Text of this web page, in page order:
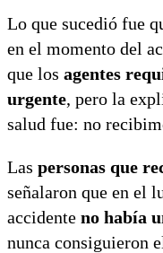
Lo que sucedió fue
en el momento del
que los agentes
urgente, pero la
salud fue: no
Las personas que
señalaron que en el
accidente no había
nunca consiguieron